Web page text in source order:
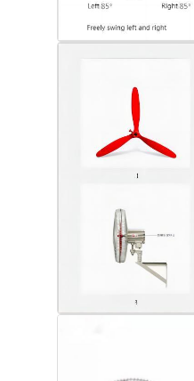
উদ্ধৃতির জন্য আবেদন
বিস্ফোরণ প্রমাণ আলো
বিস্ফোরণ প্রমাণ অ্যালার্ম লাইট
বিস্ফোরণ প্রতিরোধী বাক্স
বিস্ফোরণ প্রমাণ সুইচ